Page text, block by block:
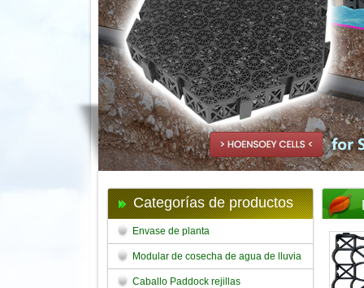
Categorías de productos
Envase de planta
Modular de cosecha de agua de lluvia
Caballo Paddock rejillas